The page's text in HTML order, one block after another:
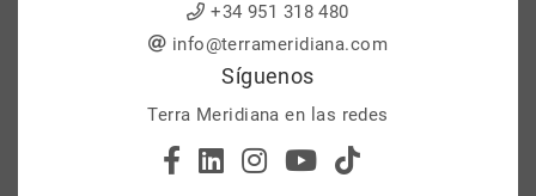
+34 951 318 480
info@terrameridiana.com
Síguenos
Terra Meridiana en las redes